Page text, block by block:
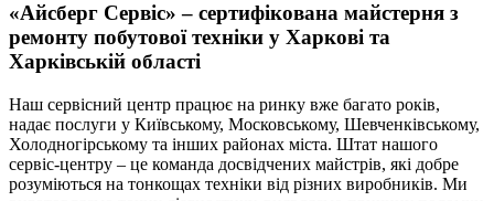
«Айсберг Сервіс» – сертифікована майстерня з
ремонту побутової техніки у Харкові та
Харківській області
Наш сервісний центр працює на ринку вже багато років,
надає послуги у Київському, Московському, Шевченківському,
Холодногірському та інших районах міста. Штат нашого
сервіс-центру – це команда досвідчених майстрів, які добре
розуміються на тонкощах техніки від різних виробників. Ми